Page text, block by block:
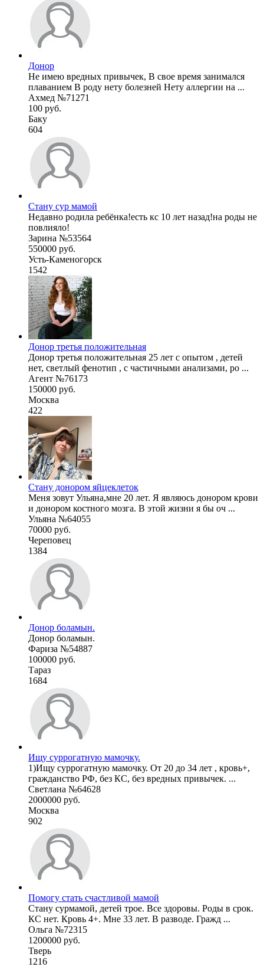
Донор
Не имею вредных привычек, В свое время занимался
плаванием В роду нету болезней Нету аллергии на ...
Ахмед №71271
100 руб.
Баку
604
Стану сур мамой
Недавно родила ребёнка!есть кс 10 лет назад!на роды не
повлияло!
Зарина №53564
550000 руб.
Усть-Каменогорск
1542
Донор третья положительная
Донор третья положительная 25 лет с опытом , детей
нет, светлый фенотип , с частичными анализами, ро ...
Агент №76173
150000 руб.
Москва
422
Стану донором яйцеклеток
Меня зовут Ульяна,мне 20 лет. Я являюсь донором крови
и донором костного мозга. В этой жизни я бы оч ...
Ульяна №64055
70000 руб.
Череповец
1384
Донор боламын.
Донор боламын.
Фариза №54887
100000 руб.
Тараз
1684
Ищу суррогатную мамочку.
1)Ищу суррогатную мамочку. От 20 до 34 лет , кровь+,
гражданство РФ, без КС, без вредных привычек. ...
Светлана №64628
2000000 руб.
Москва
902
Помогу стать счастливой мамой
Стану сурмамой, детей трое. Все здоровы. Роды в срок.
КС нет. Кровь 4+. Мне 33 лет. В разводе. Гражд ...
Ольга №72315
1200000 руб.
Тверь
1216